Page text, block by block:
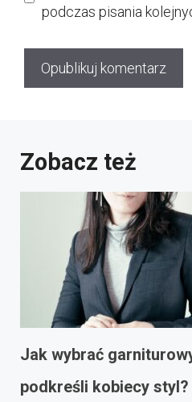
podczas pisania
Zobacz też
Jak wybrać
podkreśli kobiecy styl?